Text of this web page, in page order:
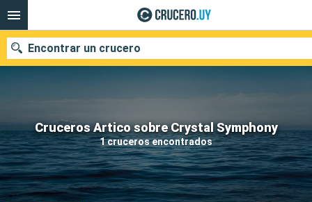
Cruceros Artico sobre Crystal Symphony
1 cruceros encontrados
Encontrar un crucero
Nuestros destinos
Fecha de salida
Puertos Compañías